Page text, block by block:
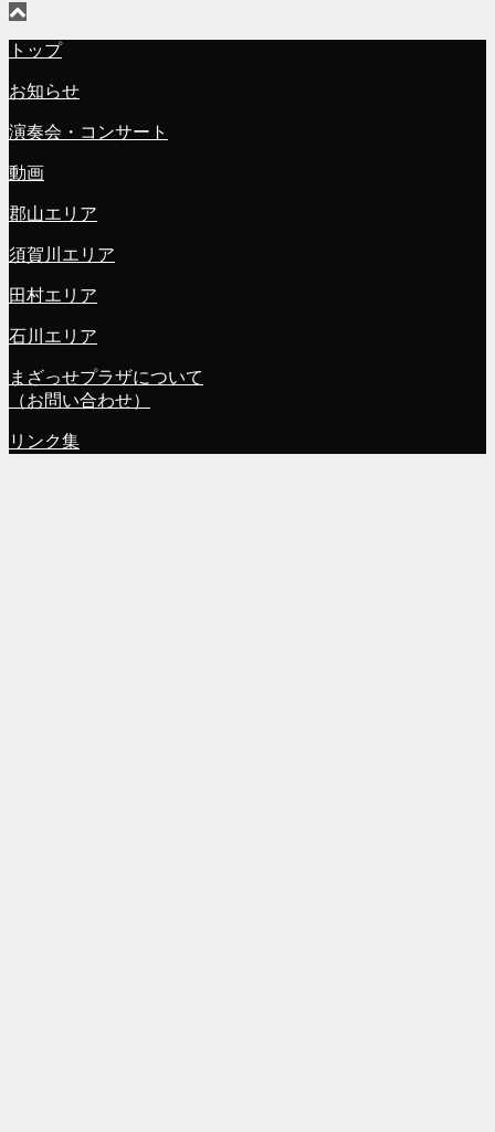
トップ
お知らせ
演奏会・コンサート
動画
郡山エリア
須賀川エリア
田村エリア
石川エリア
まざっせプラザについて
（お問い合わせ）
リンク集